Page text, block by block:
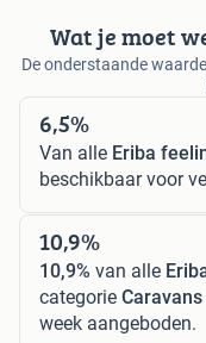
Wat je moet
De onderstaande
6,5%
Van alle Eriba
beschikbaar voor
10,9%
10,9% van alle
categorie
week aangeboden.